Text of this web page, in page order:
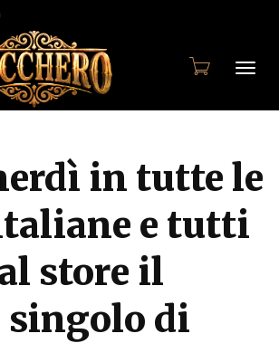
in tutte le
e tutti
store il
singolo di